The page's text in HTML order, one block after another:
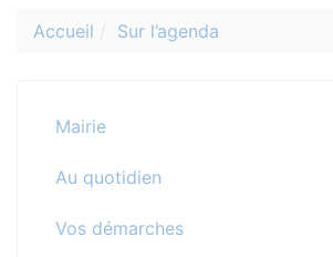
Accueil Sur l’agenda
Mairie
Au quotidien
Vos démarches